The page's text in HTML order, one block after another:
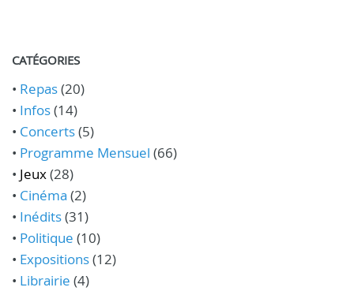
CATÉGORIES
• Repas(20)
• Infos(14)
• Concerts(5)
• Programme Mensuel (66)
• Jeux(28)
• Cinéma (2)
• Inédits(31)
• Politique (10)
• Expositions(12)
• Librairie (4)